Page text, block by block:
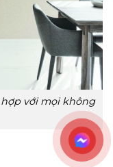
với mọi không